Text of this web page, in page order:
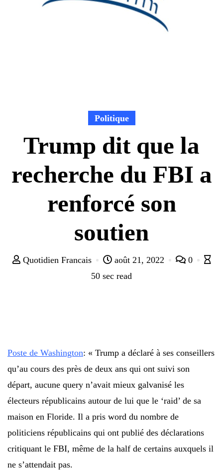
Politique
Trump dit que la
recherche du FBI a
renforcé son
soutien
Quotidien Francais août 21, 2022
0
50 sec read
Poste de Washington: « Trump a déclaré à ses conseillers
qu’au cours des près de deux ans qui ont suivi son
départ, aucune query n’avait mieux galvanisé les
électeurs républicains autour de lui que le ‘raid’ de sa
maison en Floride. Il a pris word du nombre de
politiciens républicains qui ont publié des déclarations
critiquant le FBI, même de la half de certains auxquels il
ne s’attendait pas.